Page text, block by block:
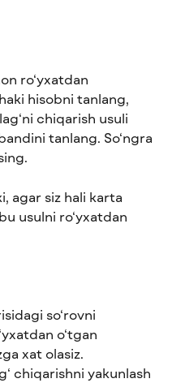
ro‘yxatdan
hisobni tanlang,
chiqarish usuli
tanlang. So‘ngra
agar siz hali karta
usulni ro‘yxatdan
so‘rovni
o‘tgan
xat olasiz.
chiqarishni yakunlash